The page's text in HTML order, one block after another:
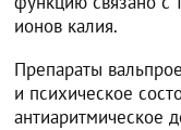
ионов калия.
Препараты
и психическое
антиаритмическое